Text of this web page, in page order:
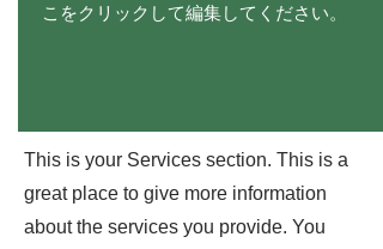
こをクリックして編集してください。
This is your Services section. This is a
great place to give more information
about the services you provide. You